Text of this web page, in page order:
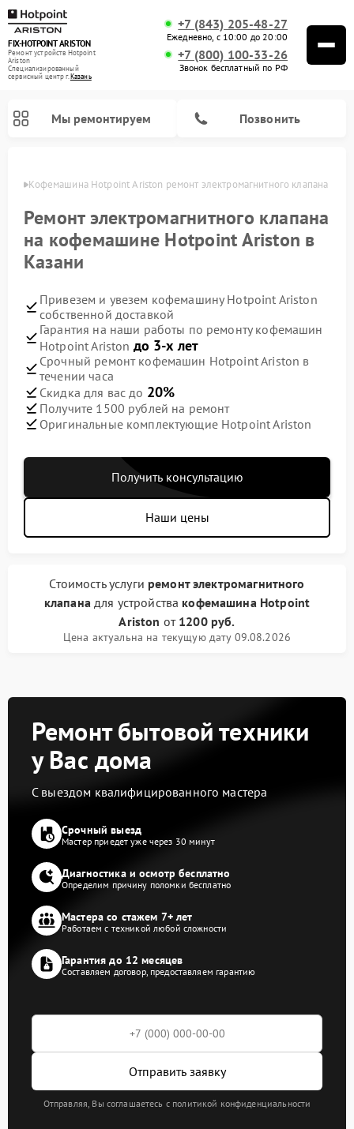
FIX-HOTPOINT ARISTON
Ремонт устройств Hotpoint
Ariston
Специализированный
cервисный центр г.Казань
+7 (843) 205-48-27
Ежедневно, с 10:00 до 20:00
+7 (800) 100-33-26
Звонок бесплатный по РФ
Мы ремонтируем Позвонить
Кофемашина Hotpoint Ariston ремонт электромагнитного клапана
Ремонт электромагнитного клапана
на кофемашине Hotpoint Ariston в
Казани
Привезем и увезем кофемашину Hotpoint Ariston
собственной доставкой
Гарантия на наши работы по ремонту кофемашин
Hotpoint Ariston до 3-х лет
Срочный ремонт кофемашин Hotpoint Ariston в
течении часа
Скидка для вас до 20%
Получите 1500 рублей на ремонт
Оригинальные комплектующие Hotpoint Ariston
Получить консультацию
Наши цены
Стоимость услуги ремонт электромагнитного
клапанадля устройства кофемашина Hotpoint
Ariston от 1200 руб.
Цена актуальна на текущую дату 09.08.2026
Ремонт бытовой техники
у Вас дома
С выездом квалифицированного мастера
Срочный выезд
Мастер приедет уже через 30 минут
Диагностика и осмотр бесплатно
Определим причину поломки бесплатно
Мастера со стажем 7+ лет
Работаем с техникой любой сложности
Гарантия до 12 месяцев
Составляем договор, предоставляем гарантию
Отправить заявку
Отправляя, Вы соглашаетесь с политикой конфиденциальности